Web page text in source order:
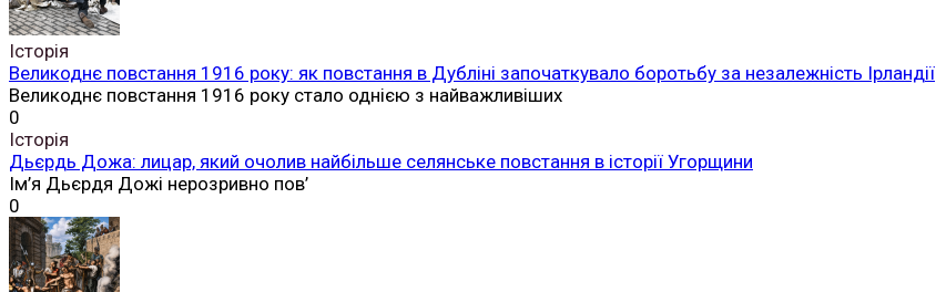
Історія
Великоднє повстання 1916 року: як повстання в Дубліні започаткувало боротьбу за незалежність Ірландії
Великоднє повстання 1916 року стало однією з найважливіших
0
Історія
Дьєрдь Дожа: лицар, який очолив найбільше селянське повстання в історії Угорщини
Ім’я Дьєрдя Дожі нерозривно пов’
0